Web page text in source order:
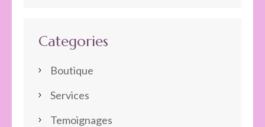
Categories
Boutique
Services
Temoignages